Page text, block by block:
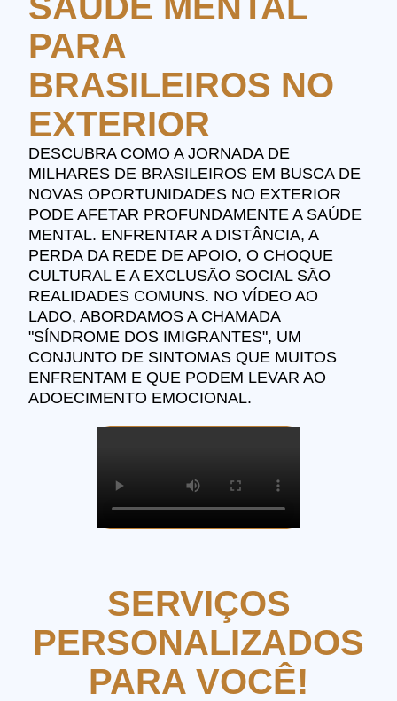
PARA
BRASILEIROS NO
EXTERIOR
DESCUBRA COMO A JORNADA DE
MILHARES DE BRASILEIROS EM BUSCA DE
NOVAS OPORTUNIDADES NO EXTERIOR
PODE AFETAR PROFUNDAMENTE A SAÚDE
MENTAL. ENFRENTAR A DISTÂNCIA, A
PERDA DA REDE DE APOIO, O CHOQUE
CULTURAL E A EXCLUSÃO SOCIAL SÃO
REALIDADES COMUNS. NO VÍDEO AO
LADO, ABORDAMOS A CHAMADA
"SÍNDROME DOS IMIGRANTES", UM
CONJUNTO DE SINTOMAS QUE MUITOS
ENFRENTAM E QUE PODEM LEVAR AO
ADOECIMENTO EMOCIONAL.
SERVIÇOS
PERSONALIZADOS
PARA VOCÊ!